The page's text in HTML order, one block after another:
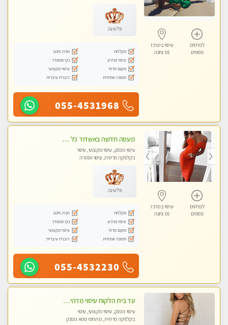
לפרטים
נוספים
עיסוי במרכז
נס ציונה
פלטינה
מקלחת
חניה חינם
עיסוי מרגיע
נקי ומסודר
מקום פרטי
עיסוי מקצועי
תמונה אמיתית
דוברת עיברית
055-4531968
לפרטים
נוספים
עיסוי במרכז
נס ציונה
מעסה חדשה באשדוד כל סוגי העיסויים מעסה מקצועית ואיכותית פרטי!!!מומלץ לחלוטין!!
עיסוי מפנק, עיסוי מקצועי, עיסוי
בקלניקה פרטית, עיסוי טנטרה
פלטינה
מקלחת
חניה חינם
עיסוי מרגיע
נקי ומסודר
מקום פרטי
עיסוי מקצועי
תמונה אמיתית
דוברת עיברית
055-4532230
עד בית הלקוח עיסוי מדהים מפנק מקצועי ומרגיע !!
עיסוי מפנק, עיסוי מקצועי, עיסוי
בקלניקה פרטית, מתחמי ספא מפנק